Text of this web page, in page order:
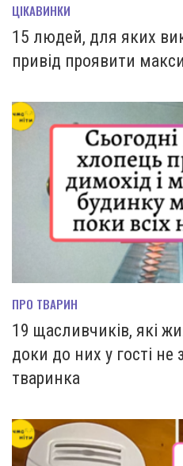
ЦІКАВИНКИ
15 людей, для яких
привід проявити
ПРО ТВАРИН
19 щасливчиків, які
доки до них у гості не
тваринка